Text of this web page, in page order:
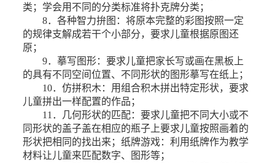
类；学会用不同的分类标准将扑克牌分类；
8．各种智力拚图：将原本完整的彩图按照一定
的规律支解成若干个小部分，要求儿童根据原图还
原；
9．摹写图形：要求儿童把家长写或画在黑板上
的具有不同空间位置、不同形状的图形摹写在纸上；
10．仿拼积木：用组合积木拼出特定形状，要求
儿童拼出一样配置的作品；
11．几何形状的匹配：要求儿童把不同大小或不
同形状的盖子盖在相应的瓶子上要求儿童按照画着的
形状把相同的找出来；纸牌游戏：利用纸牌作为教学
材料让儿童来匹配数字、图形等；